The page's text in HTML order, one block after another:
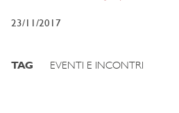
23/11/2017
TAG EVENTI E INCONTRI